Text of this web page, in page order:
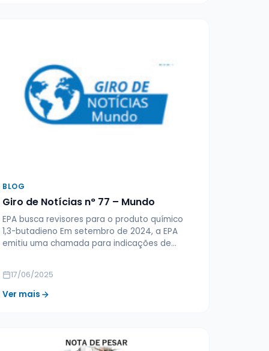
BLOG
Giro de Notícias n° 77 – Mundo
EPA busca revisores para o produto químico
1,3-butadieno Em setembro de 2024, a EPA
emitiu uma chamada para indicações de…
17/06/2025
Ver mais